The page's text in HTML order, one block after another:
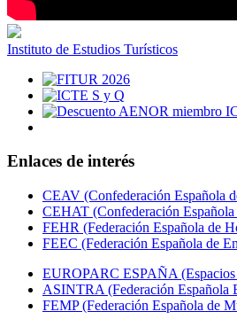
Instituto de Estudios Turísticos
Enlaces de interés
CEAV (Confederación Española
CEHAT (Confederación
FEHR (Federación Española de
FEEC (Federación Española de
EUROPARC ESPAÑA (Espacios
ASINTRA (Federación Española
FEMP (Federación Española de